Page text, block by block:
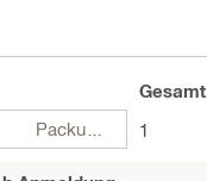
Gesamt
1